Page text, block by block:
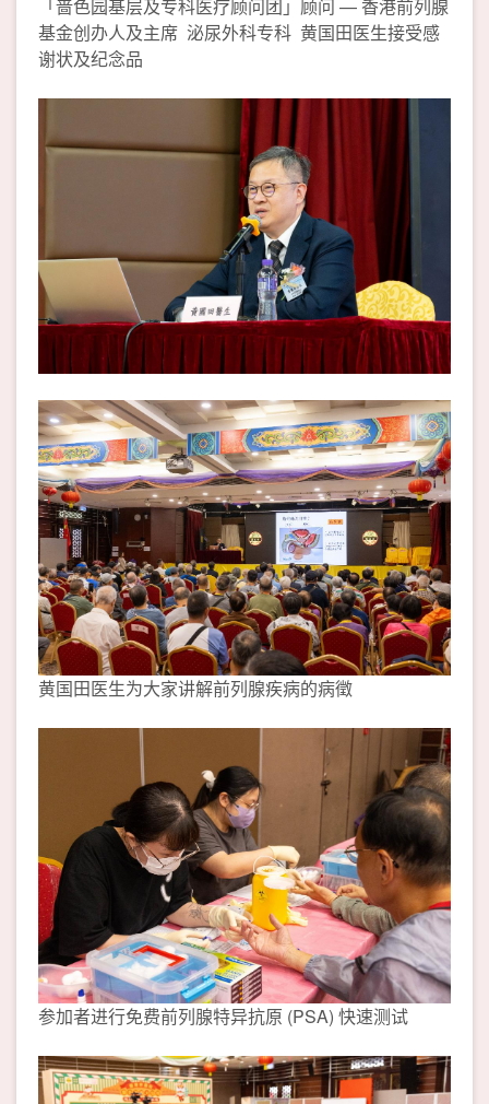
「啬色园基层及专科医疗顾问团」顾问 — 香港前列腺
基金创办人及主席 泌尿外科专科 黄国田医生接受感
谢状及纪念品
黄国田医生为大家讲解前列腺疾病的病徵
参加者进行免费前列腺特异抗原 (PSA) 快速测试